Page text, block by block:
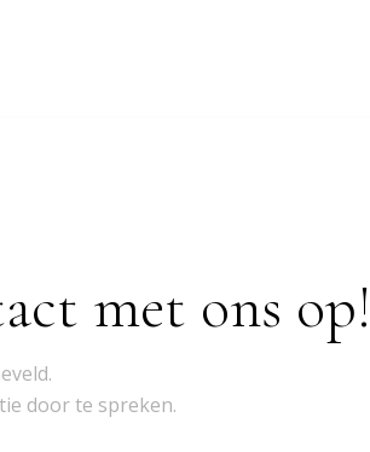
met ons op!
door te spreken.